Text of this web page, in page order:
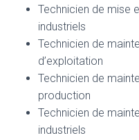
Technicien de mise
industriels
Technicien de
d’exploitation
Technicien de
production
Technicien de
industriels